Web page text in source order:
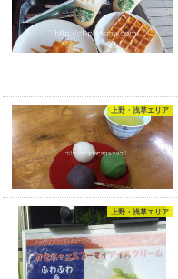
上野・浅草エリア
上野・浅草エリア